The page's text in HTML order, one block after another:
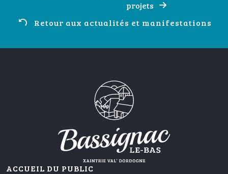
projets
Retour aux actualités et manifestations
ACCUEIL DU PUBLIC